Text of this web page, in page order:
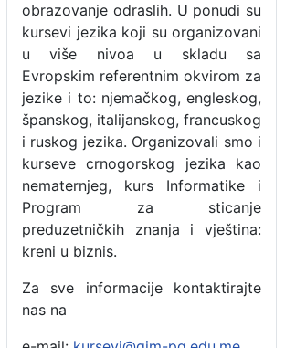
obrazovanje odraslih. U ponudi su
kursevi jezika koji su organizovani
u više nivoa u skladu sa
Evropskim referentnim okvirom za
jezike i to: njemačkog, engleskog,
španskog, italijanskog, francuskog
i ruskog jezika. Organizovali smo i
kurseve crnogorskog jezika kao
nematernjeg, kurs Informatike i
Program za sticanje
preduzetničkih znanja i vještina:
kreni u biznis.
Za sve informacije kontaktirajte
nas na